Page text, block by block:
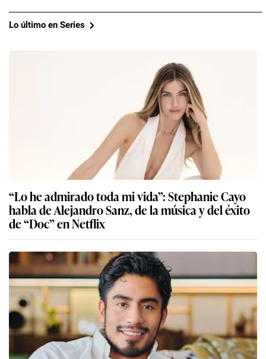
Lo último en Series
“Lo he admirado toda mi vida”: Stephanie Cayo
habla de Alejandro Sanz, de la música y del éxito
de “Doc” en Netflix